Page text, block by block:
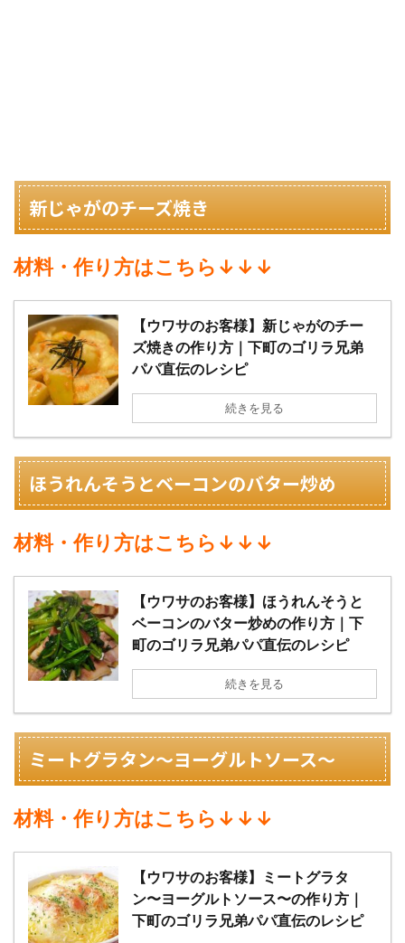
新じゃがのチーズ焼き
材料・作り方はこちら↓↓↓
【ウワサのお客様】新じゃがのチー
ズ焼きの作り方｜下町のゴリラ兄弟
パパ直伝のレシピ
続きを見る
ほうれんそうとベーコンのバター炒め
材料・作り方はこちら↓↓↓
【ウワサのお客様】ほうれんそうと
ベーコンのバター炒めの作り方｜下
町のゴリラ兄弟パパ直伝のレシピ
続きを見る
ミートグラタン〜ヨーグルトソース〜
材料・作り方はこちら↓↓↓
【ウワサのお客様】ミートグラタ
ン〜ヨーグルトソース〜の作り方｜
下町のゴリラ兄弟パパ直伝のレシピ